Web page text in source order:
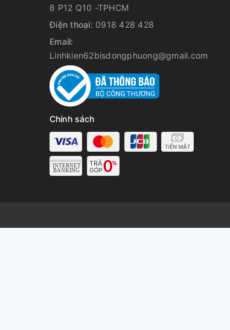
8 P12 Q10 -TPHCM
Điện thoại: 0918 428 428
Email:
Linhkien62bisdongphuong@gmail.com
Chính sách